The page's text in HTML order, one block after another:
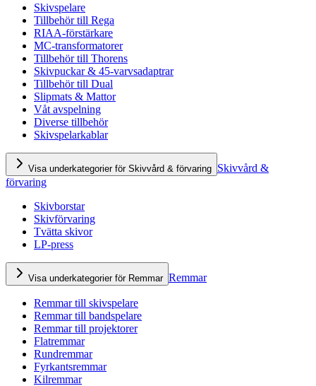
Skivspelare
Tillbehör till Rega
RIAA-förstärkare
MC-transformatorer
Tillbehör till Thorens
Skivpuckar & 45-varvsadaptrar
Tillbehör till Dual
Slipmats & Mattor
Våt avspelning
Diverse tillbehör
Skivspelarkablar
Visa underkategorier för Skivvård & förvaring Skivvård &
förvaring
Skivborstar
Skivförvaring
Tvätta skivor
LP-press
Visa underkategorier för Remmar Remmar
Remmar till skivspelare
Remmar till bandspelare
Remmar till projektorer
Flatremmar
Rundremmar
Fyrkantsremmar
Kilremmar